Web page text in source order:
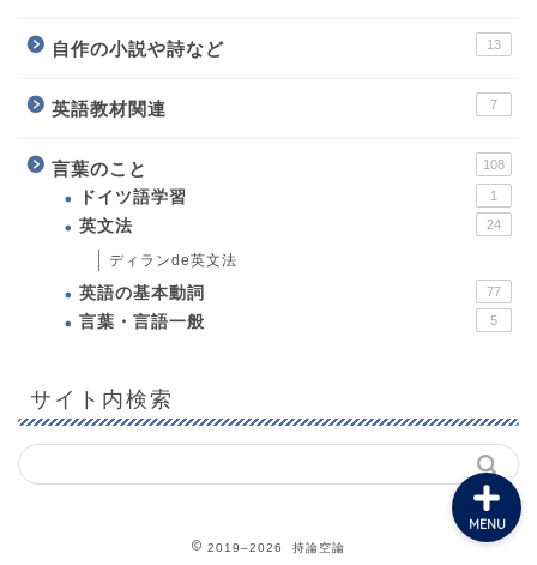
自作の小説や詩など 13
英語教材関連 7
言葉のこと 108
ドイツ語学習 1
英文法 24
ディランde英文法
英語の基本動詞 77
言葉・言語一般 5
サイト内検索
2019–2026 持論空論
MENU